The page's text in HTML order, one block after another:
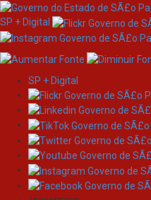
Skip
navigation
SP + Digital
SP + Digital
Search